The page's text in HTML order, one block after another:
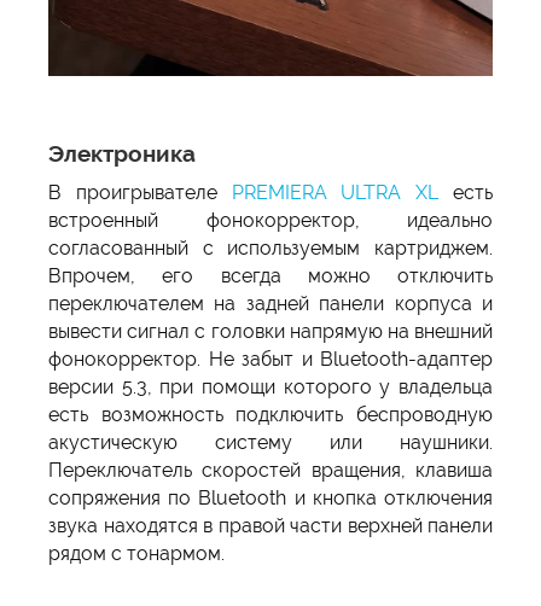
Электроника
В проигрывателе PREMIERA ULTRA XLесть
встроенный фонокорректор, идеально
согласованный с используемым картриджем.
Впрочем, его всегда можно отключить
переключателем на задней панели корпуса и
вывести сигнал с головки напрямую на внешний
фонокорректор. Не забыт и Bluetooth-адаптер
версии 5.3, при помощи которого у владельца
есть возможность подключить беспроводную
акустическую систему или наушники.
Переключатель скоростей вращения, клавиша
сопряжения по Bluetooth и кнопка отключения
звука находятся в правой части верхней панели
рядом с тонармом.